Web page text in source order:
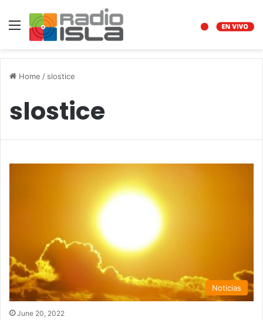
Menu
Home / slostice
slostice
Noticias
June 20, 2022